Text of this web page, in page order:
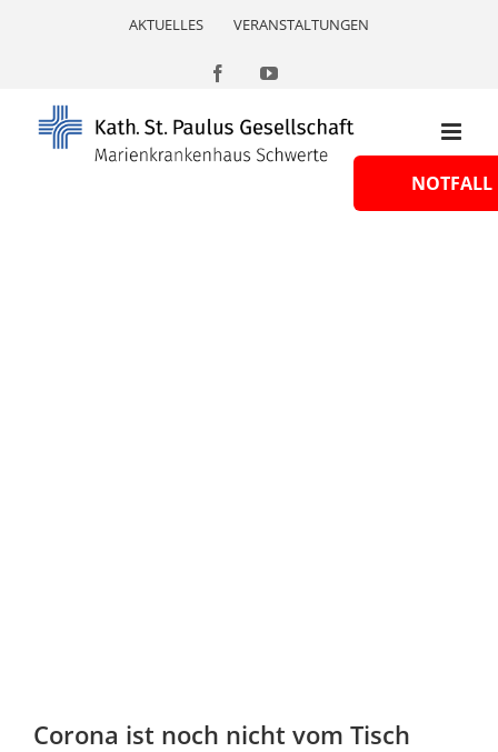
AKTUELLES VERANSTALTUNGEN
FacebookYouTube
Corona ist noch nicht vom Tisch
NOTFALL